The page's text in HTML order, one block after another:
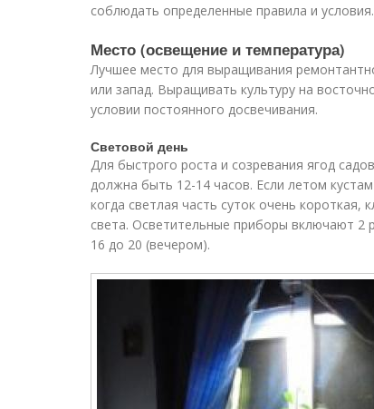
соблюдать определенные правила и
Место (освещение и температура)
Лучшее место для выращивания
или запад. Выращивать культуру на
условии постоянного досвечивания.
Световой день
Для быстрого роста и созревания ягод
должна быть 12-14 часов. Если летом
когда светлая часть суток очень
света. Осветительные приборы включают 2
16 до 20 (вечером).